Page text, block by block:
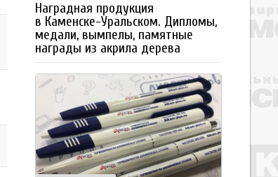
Наградная продукция
в Каменске-Уральском. Дипломы,
медали, вымпелы, памятные
награды из акрила дерева